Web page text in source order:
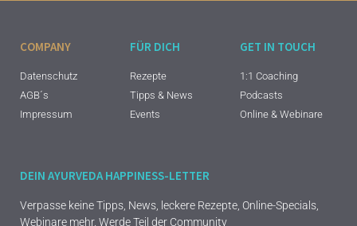
COMPANY
Datenschutz
AGB´s
Impressum
FÜR DICH
Rezepte
Tipps & News
Events
GET IN TOUCH
1:1 Coaching
Podcasts
Online & Webinare
DEIN AYURVEDA HAPPINESS-LETTER
Verpasse keine Tipps, News, leckere Rezepte, Online-Specials,
Webinare mehr. Werde Teil der Community